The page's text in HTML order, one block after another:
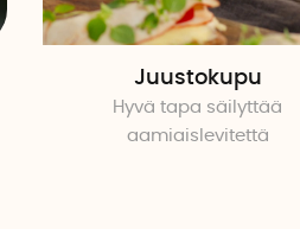
Juustokupu
Hyvä tapa säilyttää
aamiaislevitettä